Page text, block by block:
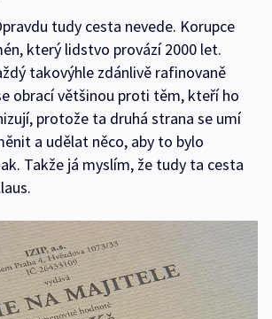
tudy cesta nevede. Korupce
který lidstvo provází 2000 let.
takovýhle zdánlivě rafinovaně
obrací většinou proti těm, kteří ho
protože ta druhá strana se umí
a udělat něco, aby to bylo
Takže já myslím, že tudy ta cesta